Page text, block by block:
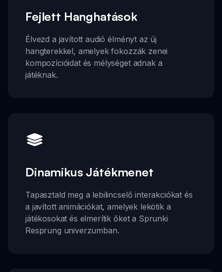
Fejlett Hanghatások
Élvezd a javított audió élményt az új
hangterekkel, amelyek fokozzák zenei
kompozícióidat és mélységet adnak a
játéknak.
Dinamikus Játékmenet
Tapasztald meg a lebilincselő interakciókat és
a javított animációkat, amelyek lekötik a
játékosokat és elmerítik őket a Sprunki
Resprung univerzumban.